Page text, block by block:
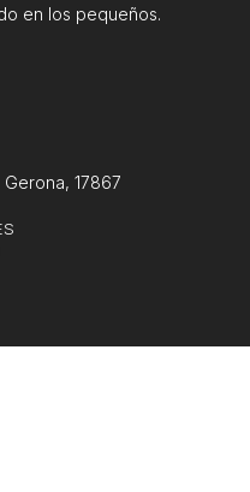
en los pequeños.
17867